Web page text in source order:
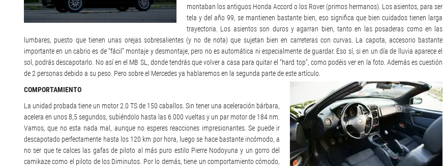
montaban los antiguos Honda Accord o los Rover (primos hermanos). Los asientos, para ser
tela y del año 99, se mantienen bastante bien, eso significa que bien cuidados tienen larga
trayectoria. Los asientos son duros y agarran bien, tanto en las posaderas como en las
lumbares, puesto que tienen unas orejas sobresalientes (y no de nota) que sujetan bien en carreteras con curvas. La capota, accesorio bastante
importante en un cabrio es de “fácil” montaje y desmontaje, pero no es automática ni especialmente de guardar. Eso sí, si en un día de lluvia aparece el
sol, podrás descapotarlo. No así en el MB SL, donde tendrás que volver a casa para quitar el “hard top”, como podéis ver en la foto. Además es cuestión
de 2 personas debido a su peso. Pero sobre el Mercedes ya hablaremos en la segunda parte de este artículo.
COMPORTAMIENTO
La unidad probada tiene un motor 2.0 TS de 150 caballos. Sin tener una aceleración bárbara,
acelera en unos 8,5 segundos, subiéndolo hasta las 6.000 vueltas y un par motor de 184 nm.
Vamos, que no esta nada mal, aunque no esperes reacciones impresionantes. Se puede ir
descapotado perfectamente hasta los 120 km por hora, luego se hace bastante incómodo, a
no ser que te calces las gafas de piloto al más puro estilo Pierre Nodoyuna y un gorro del
camikaze como el piloto de los Diminutos. Por lo demás, tiene un comportamiento cómodo,